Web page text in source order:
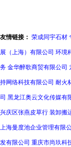
友情链接： 荣成同宇石材
展（上海）有限公司 环境
务 金华醉歌商贸有限公司
持网络科技有限公司 耐火
司 黑龙江奥云文化传媒有
兴庆区张燕皮草行 装卸搬
上海曼度池企业管理有限
发有限公司 重庆市尚玖科